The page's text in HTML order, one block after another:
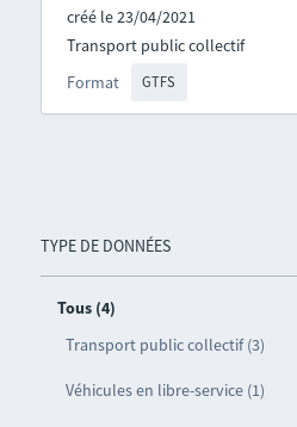
TYPE DE DONNÉES
Tous (4)
Transport public collectif (3)
Véhicules en libre-service (1)
créé le 23/04/2021
Format GTFS
Transport public collectif